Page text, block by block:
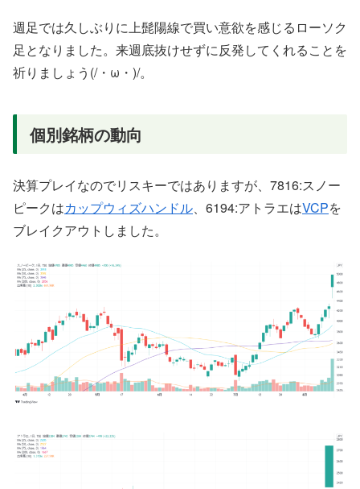
週足では久しぶりに上髭陽線で買い意欲を感じるローソク
足となりました。来週底抜けせずに反発してくれることを
祈りましょう(/・ω・)/。
個別銘柄の動向
決算プレイなのでリスキーではありますが、7816:スノー
ピークはカップウィズハンドル、6194:アトラエはVCPを
ブレイクアウトしました。